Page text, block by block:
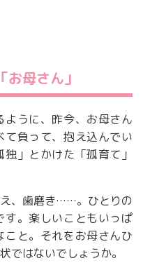
母さん」
ように、昨今、お母さん
負って、抱え込んでい
」とかけた「孤育て」
、歯磨き……。ひとりの
す。楽しいこともいっぱ
こと。それをお母さんひ
ではないでしょうか。